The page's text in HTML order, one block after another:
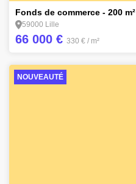
Fonds de commerce - 200 m²
59000 Lille
66 000 € 330 € / m²
NOUVEAUTÉ